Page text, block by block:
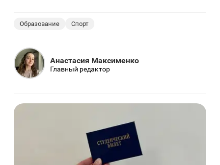
Образование Спорт
Анастасия Максименко
Главный редактор